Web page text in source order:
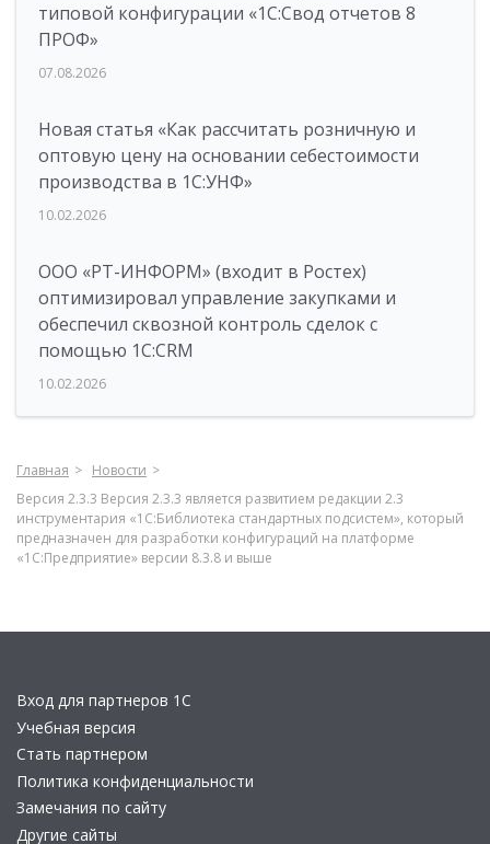
типовой конфигурации «1C:Свод отчетов 8
ПРОФ»
07.08.2026
Новая статья «Как рассчитать розничную и
оптовую цену на основании себестоимости
производства в 1С:УНФ»
10.02.2026
ООО «РТ-ИНФОРМ» (входит в Ростех)
оптимизировал управление закупками и
обеспечил сквозной контроль сделок с
помощью 1С:CRM
10.02.2026
Главная
Новости
Версия 2.3.3 Версия 2.3.3 является развитием редакции 2.3
инструментария «1С:Библиотека стандартных подсистем», который
предназначен для разработки конфигураций на платформе
«1С:Предприятие» версии 8.3.8 и выше
Вход для партнеров 1С
Учебная версия
Стать партнером
Политика конфиденциальности
Замечания по сайту
Другие сайты